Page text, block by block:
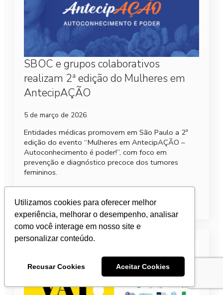
Utilizamos cookies para oferecer melhor
experiência, melhorar o desempenho, analisar
como você interage em nosso site e
personalizar conteúdo.
Recusar Cookies Aceitar Cookies
SBOC e grupos colaborativos
realizam 2ª edição do Mulheres em
AntecipAÇÃO
5 de março de 2026
Entidades médicas promovem em São Paulo a 2ª
edição do evento “Mulheres em AntecipAÇÃO –
Autoconhecimento é poder!”, com foco em
prevenção e diagnóstico precoce dos tumores
femininos.
Leia mais